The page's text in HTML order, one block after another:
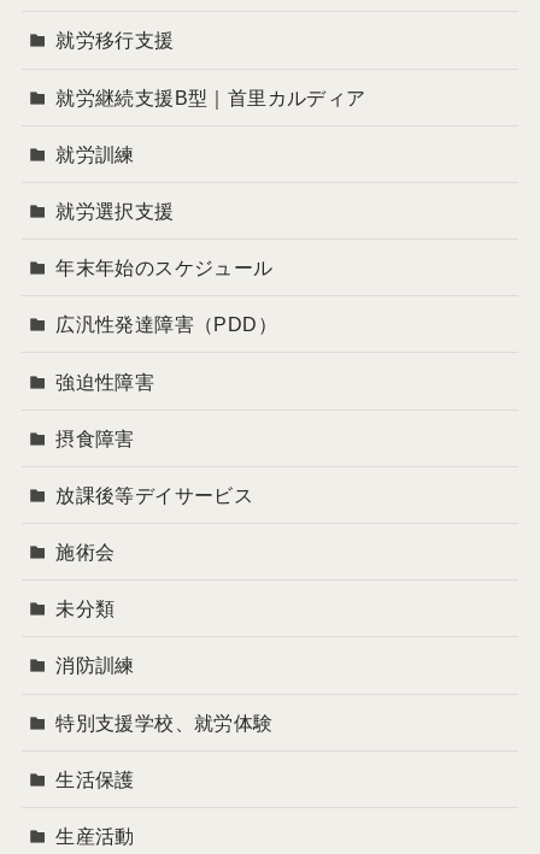
就労移行支援
就労継続支援B型｜首里カルディア
就労訓練
就労選択支援
年末年始のスケジュール
広汎性発達障害（PDD）
強迫性障害
摂食障害
放課後等デイサービス
施術会
未分類
消防訓練
特別支援学校、就労体験
生活保護
生産活動